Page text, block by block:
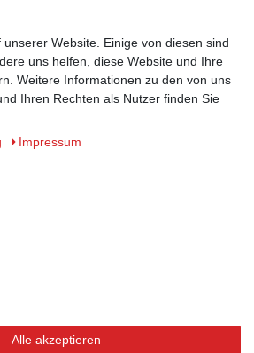
Website. Einige von diesen sind
uns helfen, diese Website und Ihre
Weitere Informationen zu den von uns
Ihren Rechten als Nutzer finden Sie
Impressum
Alle akzeptieren